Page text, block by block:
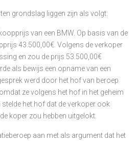
grondslag liggen zijn als volgt:
van een BMW. Op basis van de
43.500,00€. Volgens de verkoper
en zou de prijs 53.500,00€
als bewijs een opname van een
werd door het hof van beroep
ze volgens het hof in het geheim
het hof dat de verkoper ook
koper zou hebben uitgelokt.
aan met als argument dat het